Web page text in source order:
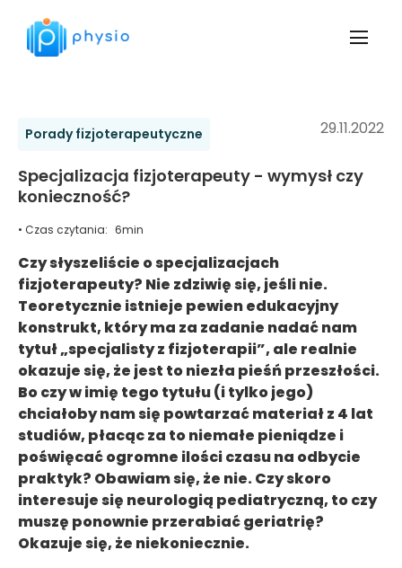
Porady fizjoterapeutyczne 29.11.2022
Specjalizacja fizjoterapeuty - wymysł czy
konieczność?
• Czas czytania: 6min
Czy słyszeliście o specjalizacjach
fizjoterapeuty? Nie zdziwię się, jeśli nie.
Teoretycznie istnieje pewien edukacyjny
konstrukt, który ma za zadanie nadać nam
tytuł „specjalisty z fizjoterapii”, ale realnie
okazuje się, że jest to niezła pieśń przeszłości.
Bo czy w imię tego tytułu (i tylko jego)
chciałoby nam się powtarzać materiał z 4 lat
studiów, płacąc za to niemałe pieniądze i
poświęcać ogromne ilości czasu na odbycie
praktyk? Obawiam się, że nie. Czy skoro
interesuje się neurologią pediatryczną, to czy
muszę ponownie przerabiać geriatrię?
Okazuje się, że niekoniecznie.